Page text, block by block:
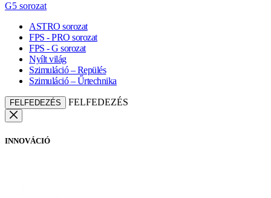
G5 sorozat
ASTRO sorozat
FPS - PRO sorozat
FPS - G sorozat
Nyílt világ
Szimuláció – Repülés
Szimuláció – Űrtechnika
FELFEDEZÉS FELFEDEZÉS
INNOVÁCIÓ